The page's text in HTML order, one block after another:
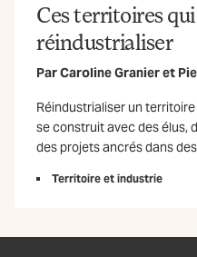
Ces territoires
réindustrialiser
ParCaroline Granieret
Réindustrialiser un
se construit avec des élus,
des projets ancrés dans
Territoire et industrie